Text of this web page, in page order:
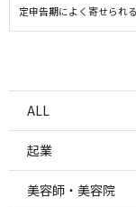
定申告期によく寄せられ
ALL
起業
美容師・美容院